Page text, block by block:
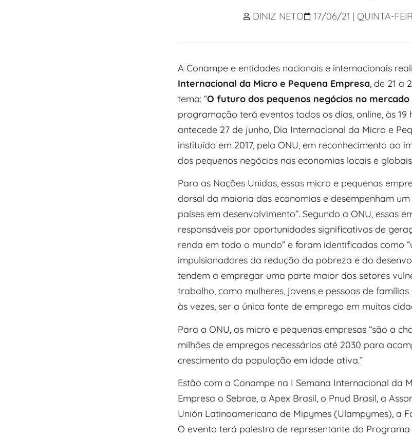
DINIZ NETO
17/06/21 | QUINTA-
A Conampe e entidades nacionais e internacionais
Internacional da Micro e Pequena Empresa, de 21 a
tema: “O futuro dos pequenos negócios no
programação terá eventos todos os dias, online, às 19
antecede 27 de junho, Dia Internacional da Micro e
instituído em 2017, pela ONU, em reconhecimento ao
dos pequenos negócios nas economias locais e
Para as Nações Unidas, essas micro e pequenas
dorsal da maioria das economias e desempenham
países em desenvolvimento”. Segundo a ONU, essas
responsáveis ​​por oportunidades significativas de
renda em todo o mundo” e foram identificadas como
impulsionadores da redução da pobreza e do
tendem a empregar uma parte maior dos setores
trabalho, como mulheres, jovens e pessoas de
às vezes, ser a única fonte de emprego em muitas
Para a ONU, as micro e pequenas empresas “são a
milhões de empregos necessários até 2030 para
crescimento da população em idade ativa.”
Estão com a Conampe na I Semana Internacional da
Empresa o Sebrae, a Apex Brasil, o Pnud Brasil, a
Unión Latinoamericana de Mipymes (Ulampymes), a
O evento terá palestra de representante do